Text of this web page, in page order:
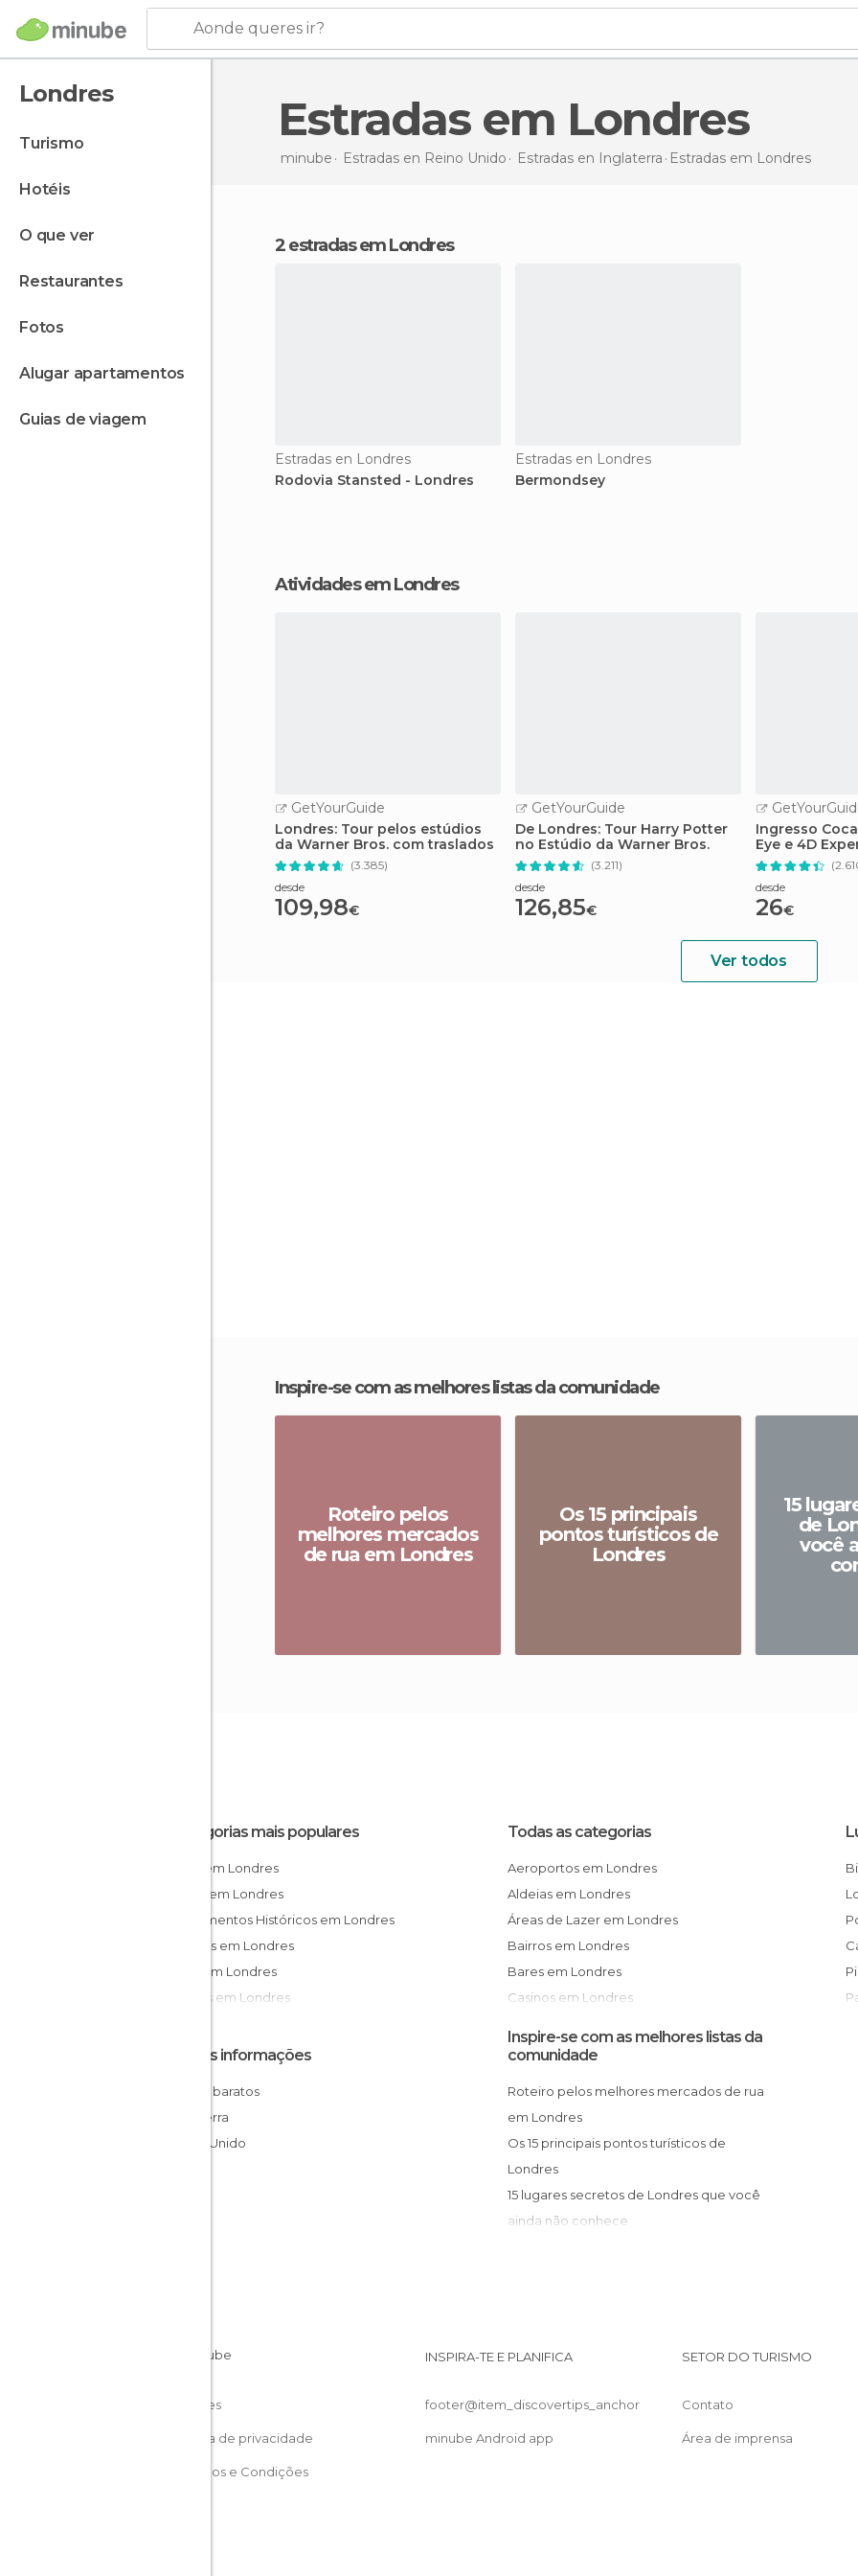
Aonde queres ir?
Londres
turismo
hotéis
o que ver
restaurantes
fotos
alugar apartamentos
guias de viagem
Estradas em Londres
minube Estradas en Reino Unido Estradas en Inglaterra Estradas em Londres
2 estradas em Londres
Estradas en Londres
Rodovia Stansted - Londres
Estradas en Londres
Bermondsey
Atividades em Londres
GetYourGuide
Londres: Tour pelos estúdios
da Warner Bros. com traslados
(3.385)
desde
109,98€
GetYourGuide
De Londres: Tour Harry Potter
no Estúdio da Warner Bros.
(3.211)
desde
126,85€
Ingresso
Eye e 4D
desde
26€
Ver todos
Inspire-se com as melhores listas da comunidade
Roteiro pelos
melhores mercados
de rua em Londres
Os 15 principais
pontos turísticos de
Londres
15
de
você
Categorias mais populares
Lojas em Londres
Bares em Londres
Monumentos Históricos em Londres
Museus em Londres
Ruas em Londres
Jardins em Londres
Todas as categorias
Aeroportos em Londres
Aldeias em Londres
Áreas de Lazer em Londres
Bairros em Londres
Bares em Londres
Casinos em Londres
Catedrais em Londres
Centros Comerciais em Londres
Cidades em Londres
Cinemas em Londres
Competições Desportivas em Londres
De interesse desportivo em Londres
De interesse turístico em Londres
Estações de Comboio em Londres
Estátuas em Londres
Estradas em Londres
Outras informações
Hotéis baratos
Inglaterra
Reino Unido
Inspire-se com as melhores listas da
comunidade
Roteiro pelos melhores mercados de rua
em Londres
Os 15 principais pontos turísticos de
Londres
15 lugares secretos de Londres que você
ainda não conhece
Cookies
Política de privacidade
Términos e Condições
INSPIRA-TE E PLANIFICA
footer@item_discovertips_anchor
minube Android app
SETOR DO TURISMO
Contato
Área de imprensa